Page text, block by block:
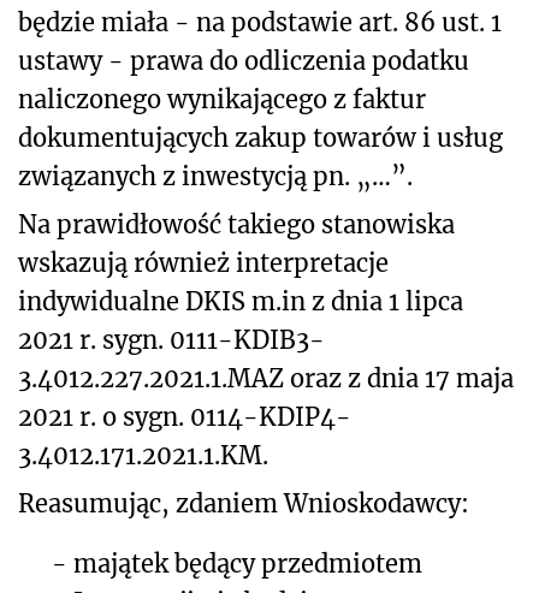
będzie miała - na podstawie art. 86 ust. 1
ustawy - prawa do odliczenia podatku
naliczonego wynikającego z faktur
dokumentujących zakup towarów i usług
związanych z inwestycją pn. „…”.
Na prawidłowość takiego stanowiska
wskazują również interpretacje
indywidualne DKIS m.in z dnia 1 lipca
2021 r. sygn. 0111-KDIB3-
3.4012.227.2021.1.MAZ oraz z dnia 17 maja
2021 r. o sygn. 0114-KDIP4-
3.4012.171.2021.1.KM.
Reasumując, zdaniem Wnioskodawcy:
- majątek będący przedmiotem